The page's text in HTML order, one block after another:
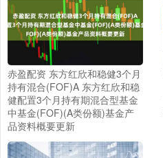
赤盈配资 东方红欣和稳健3个月
持有混合(FOF)A 东方红欣和稳
健配置3个月持有期混合型基金
中基金(FOF)(A类份额)基金产
品资料概要更新